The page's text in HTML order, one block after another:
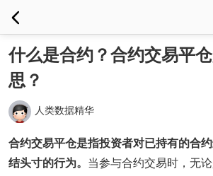
什么是合约？合约交易平
思？
人类数据精华
合约交易平仓是指投资者对已持有的合
结头寸的行为。 当参与合约交易时，无